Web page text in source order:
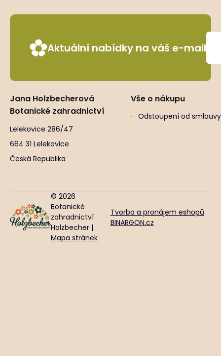
Aktuální nabídky na váš e-mail
Jana Holzbecherová
Botanické zahradnictví
Lelekovice 286/47
664 31 Lelekovice
Česká Republika
Vše o nákupu
Odstoupení od smlouvy
© 2026
Botanické
zahradnictví
Holzbecher |
Mapa stránek
Tvorba a pronájem eshopů
BINARGON.cz